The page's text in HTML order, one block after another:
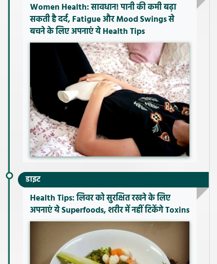
Women Health: सावधान! पानी की कमी बढ़ा
सकती है दर्द, Fatigue और Mood Swings से
बचने के लिए अपनाएं ये Health Tips
डाइट
Health Tips: लिवर को सुरक्षित रखने के लिए
अपनाएं ये Superfoods, शरीर में नहीं टिकेंगे Toxins